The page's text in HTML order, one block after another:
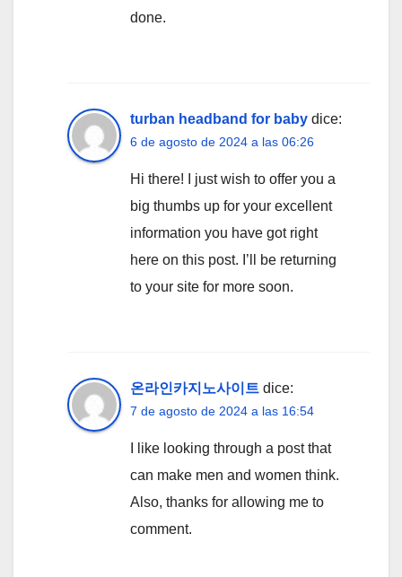
done.
turban headband for baby dice:
6 de agosto de 2024 a las 06:26
Hi there! I just wish to offer you a
big thumbs up for your excellent
information you have got right
here on this post. I’ll be returning
to your site for more soon.
온라인카지노사이트 dice:
7 de agosto de 2024 a las 16:54
I like looking through a post that
can make men and women think.
Also, thanks for allowing me to
comment.